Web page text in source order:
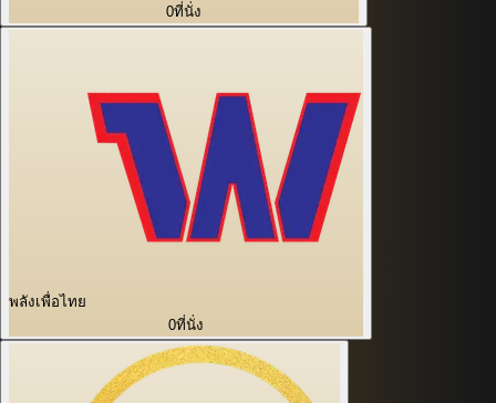
0ที่นั่ง
พลังเพื่อไทย
0ที่นั่ง